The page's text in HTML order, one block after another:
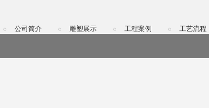
公司简介 雕塑展示 工程案例 工艺流程